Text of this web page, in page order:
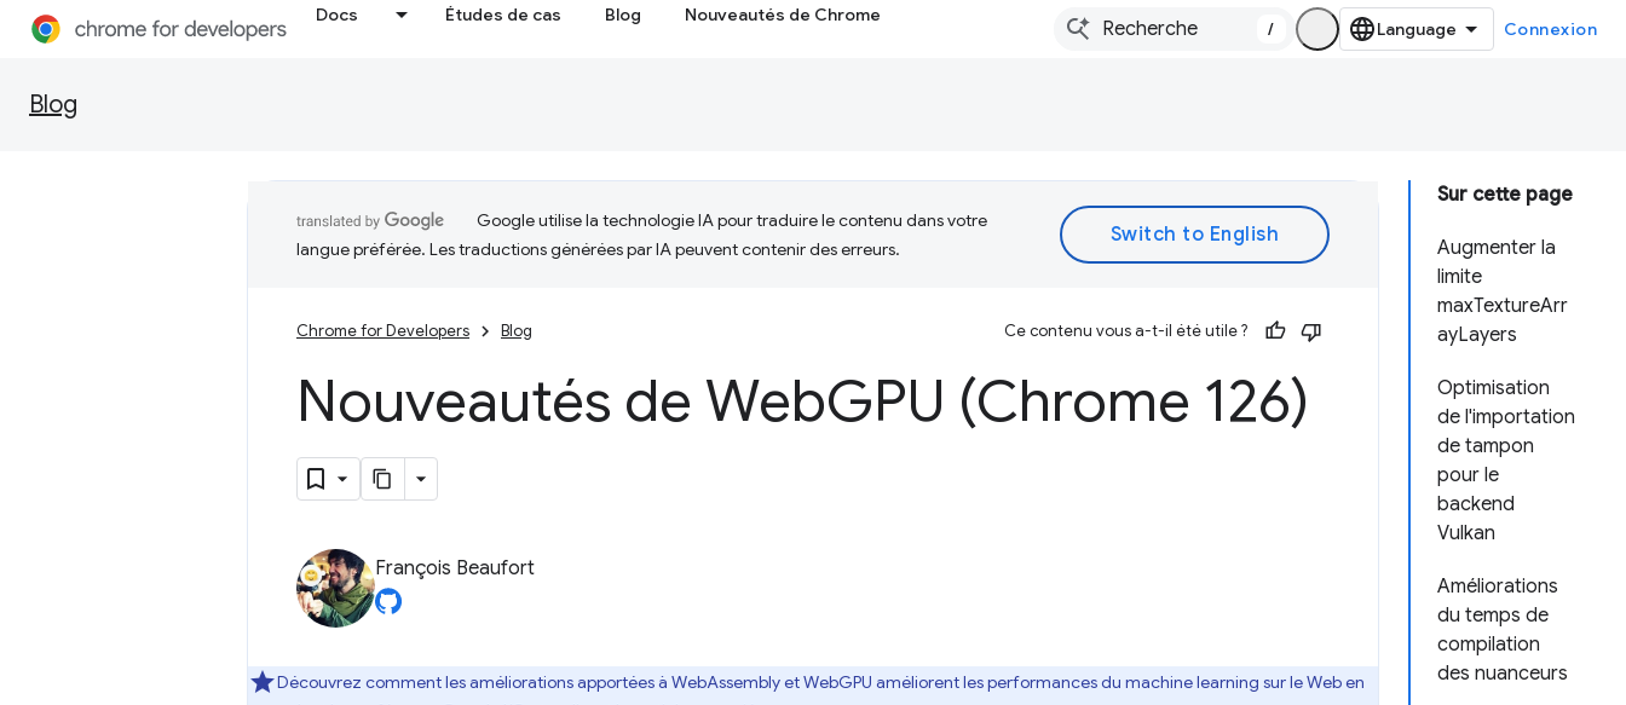
Docs Études de cas Blog Nouveautés de Chrome
/ Connexion
Blog
Sur cette page
Augmenter la
limite
maxTextureArr
ayLayers
Optimisation
de l'importation
de tampon
pour le
backend
Vulkan
Améliorations
du temps de
compilation
des nuanceurs
Google utilise la technologie IA pour traduire le contenu dans votre
langue préférée. Les traductions générées par IA peuvent contenir des erreurs.
Chrome for Developers Blog Ce contenu vous a-t-il été utile ?
Nouveautés de WebGPU (Chrome 126)
François Beaufort
Découvrez comment les améliorations apportées à WebAssembly et WebGPU améliorent les performances du machine learning sur le Web en